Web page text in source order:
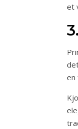
et
en